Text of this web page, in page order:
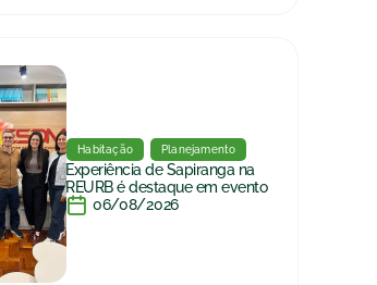
Habitação Planejamento
Experiência de Sapiranga na
REURB é destaque em evento
06/08/2026